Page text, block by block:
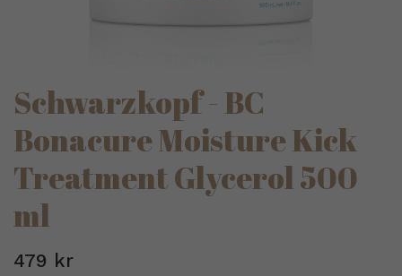
Schwarzkopf - BC
Bonacure Moisture Kick
Treatment Glycerol 500
ml
479 kr